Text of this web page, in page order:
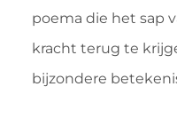
poema die het sap
kracht terug te
bijzondere